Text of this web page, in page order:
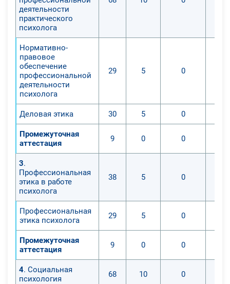
деятельности
практического
психолога
Нормативно-
правовое
обеспечение
профессиональной
деятельности
психолога
29 5 0
Деловая этика 30 5 0
Промежуточная
аттестация
9 0 0
3.
Профессиональная
этика в работе
психолога
38 5 0
Профессиональная
этика психолога
29 5 0
Промежуточная
аттестация
9 0 0
4. Социальная
психология
68 10 0